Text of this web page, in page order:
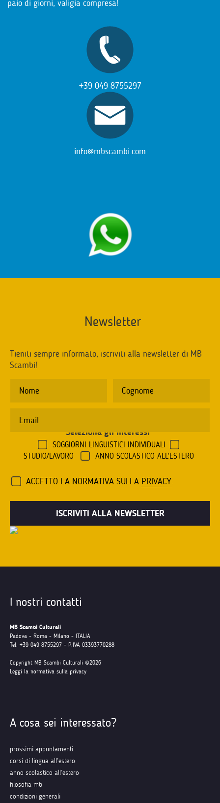
paio di giorni, valigia compresa!
+39 049 8755297
info@mbscambi.com
Newsletter
Tieniti sempre informato, iscriviti alla newsletter di MB
Scambi!
Seleziona gli interessi
SOGGIORNI LINGUISTICI INDIVIDUALI
STUDIO/LAVORO
ANNO SCOLASTICO ALL'ESTERO
ACCETTO LA NORMATIVA SULLA PRIVACY.
I nostri contatti
MB Scambi Culturali
Padova - Roma - Milano - ITALIA
Tel. +39 049 8755297 - P.IVA 03393770288
Copyright MB Scambi Culturali ©2026
Leggi la normativa sulla privacy
A cosa sei interessato?
prossimi appuntamenti
corsi di lingua all’estero
anno scolastico all’estero
filosofia mb
condizioni generali